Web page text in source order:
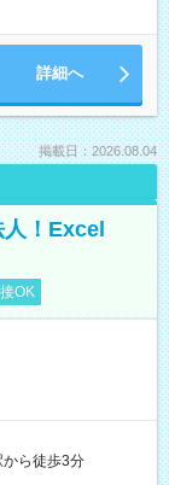
詳細へ
掲載日：2026.08.04
！Excel
OK
ら徒歩3分